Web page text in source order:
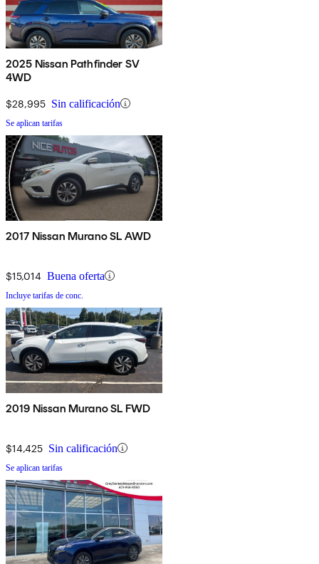
2025 Nissan Pathfinder SV
4WD
$28,995 Sin calificación
Se aplican tarifas
2017 Nissan Murano SL AWD
$15,014 Buena oferta
Incluye tarifas de conc.
2019 Nissan Murano SL FWD
$14,425 Sin calificación
Se aplican tarifas